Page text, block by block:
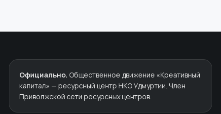
Официально. Общественное движение «Креативный
капитал» — ресурсный центр НКО Удмуртии. Член
Приволжской сети ресурсных центров.